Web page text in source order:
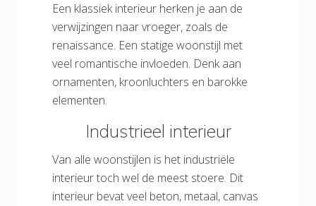
Een klassiek interieur herken je aan de
verwijzingen naar vroeger, zoals de
renaissance. Een statige woonstijl met
veel romantische invloeden. Denk aan
ornamenten, kroonluchters en barokke
elementen.
Industrieel interieur
Van alle woonstijlen is het industriële
interieur toch wel de meest stoere. Dit
interieur bevat veel beton, metaal, canvas